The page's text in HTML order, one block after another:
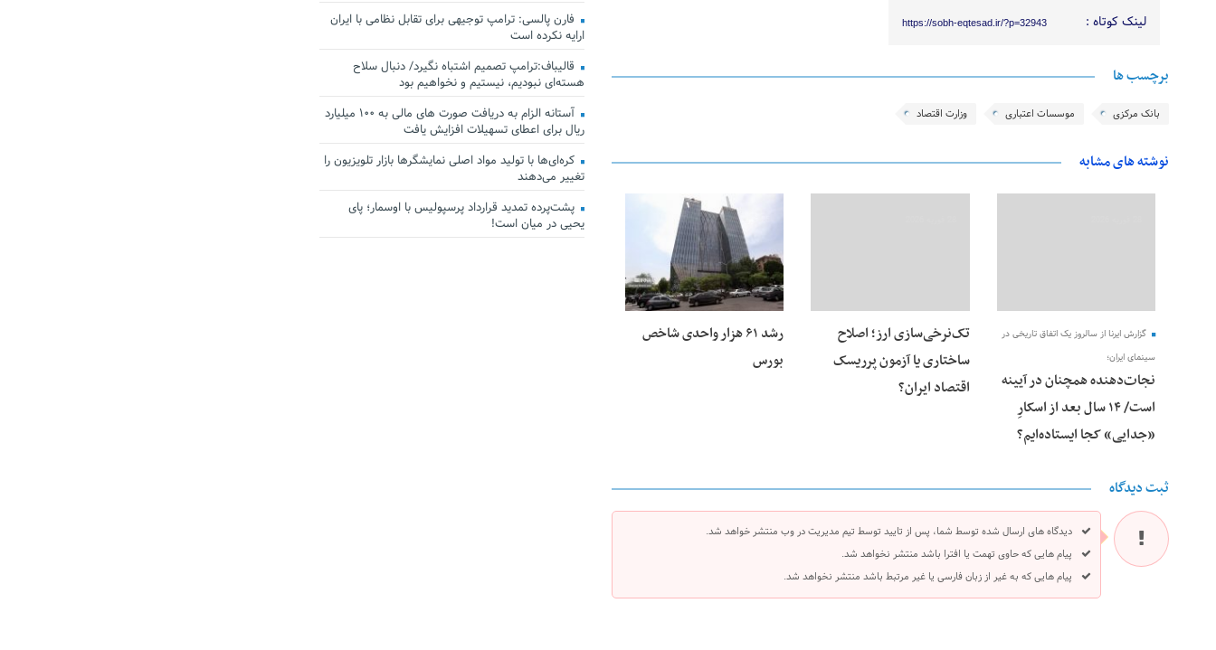
لینک کوتاه : https://sobh-eqtesad.ir/?p=32943
برچسب ها
بانک مرکزی موسسات اعتباری وزارت اقتصاد
نوشته های مشابه
گزارش ایرنا از سالروز یک اتفاق تاریخی در
سینمای ایران؛
نجات‌دهنده‌ همچنان در آیینه
است/ ۱۴ سال بعد از اسکارِ
«جدایی» کجا ایستاده‌ایم؟
تک‌نرخی‌سازی ارز؛ اصلاح
ساختاری یا آزمون پرریسک
اقتصاد ایران؟
رشد ۶۱ هزار واحدی شاخص
بورس
ثبت دیدگاه
دیدگاه های ارسال شده توسط شما، پس از تایید توسط تیم مدیریت در وب منتشر خواهد شد.
پیام هایی که حاوی تهمت یا افترا باشد منتشر نخواهد شد.
پیام هایی که به غیر از زبان فارسی یا غیر مرتبط باشد منتشر نخواهد شد.
فارن پالسی: ترامپ توجیهی برای تقابل نظامی با ایران
ارایه نکرده است
قالیباف:ترامپ تصمیم اشتباه نگیرد/ دنبال سلاح
هسته‌ای نبودیم، نیستیم و نخواهیم بود
آستانه الزام به دریافت صورت های مالی به ۱۰۰ میلیارد
ریال برای اعطای تسهیلات افزایش یافت
کره‌ای‌ها با تولید مواد اصلی نمایشگرها بازار تلویزیون را
تغییر می‌دهند
پشت‌پرده تمدید قرارداد پرسپولیس با اوسمار؛ پای
یحیی در میان است!